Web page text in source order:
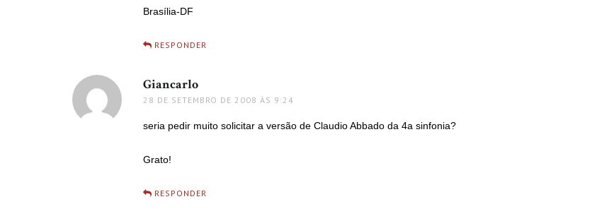
Brasília-DF
RESPONDER
Giancarlo
28 DE SETEMBRO DE 2008 ÀS 9:24
seria pedir muito solicitar a versão de Claudio Abbado da 4a sinfonia?
Grato!
RESPONDER